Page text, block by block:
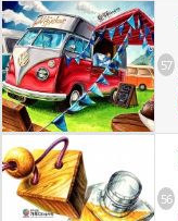
57
56